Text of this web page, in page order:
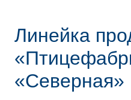
Линейка
«Северная»